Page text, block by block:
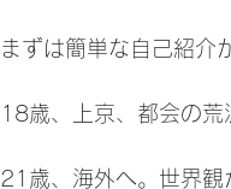
まずは簡単な自己紹介
18歳、上京、都会の荒
21歳、海外へ。世界観